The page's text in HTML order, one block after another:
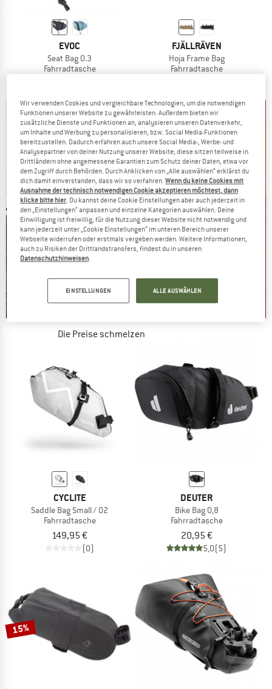
EVOC
Seat Bag 0.3
Fahrradtasche
FJÄLLRÄVEN
Hoja Frame Bag
Fahrradtasche
Die Preise schmelzen
ZUM SOMMER SALE
CYCLITE
Saddle Bag Small / 02
Fahrradtasche
149,95 €
(0)
DEUTER
Bike Bag 0,8
Fahrradtasche
20,95 €
5,0(5)
15%
Wir verwenden Cookies und vergleichbare Technologien, um die notwendigen
Funktionen unserer Website zu gewährleisten. Außerdem bieten wir
zusätzliche Dienste und Funktionen an, analysieren unseren Datenverkehr,
um Inhalte und Werbung zu personalisieren, bzw. Social Media-Funktionen
bereitzustellen. Dadurch erfahren auch unsere Social Media-, Werbe- und
Analysepartner von deiner Nutzung unserer Website; diese sitzen teilweise in
Drittländern ohne angemessene Garantien zum Schutz deiner Daten, etwa vor
dem Zugriff durch Behörden. Durch Anklicken von „Alle auswählen“ erklärst du
dich damit einverstanden, dass wir so verfahren.Wenn du keine Cookies mit
Ausnahme der technisch notwendigen Cookie akzeptieren möchtest, dann
klicke bitte hier. Du kannst deine Cookie Einstellungen aber auch jederzeit in
den „Einstellungen“ anpassen und einzelne Kategorien auswählen. Deine
Einwilligung ist freiwillig, für die Nutzung dieser Website nicht notwendig und
kann jederzeit unter „Cookie Einstellungen“ im unteren Bereich unserer
Webseite widerrufen oder erstmals vergeben werden. Weitere Informationen,
auch zu Risiken der Drittlandstransfers, findest du in unseren
Datenschutzhinweisen.
EINSTELLUNGEN ALLE AUSWÄHLEN